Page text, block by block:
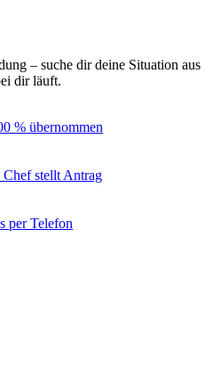
– suche dir deine Situation aus
dir läuft.
% übernommen
Chef stellt Antrag
per Telefon